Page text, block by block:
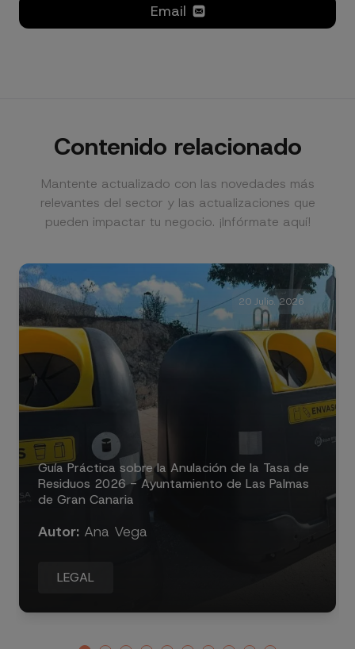
Email
Contenido relacionado
Mantente actualizado con las novedades más
relevantes del sector y las actualizaciones que
pueden impactar tu negocio. ¡Infórmate aquí!
Guía Práctica sobre la Anulación de la Tasa de
Residuos 2026 - Ayuntamiento de Las Palmas
de Gran Canaria
Autor: Ana Vega
LEGAL
20 Julio. 2026